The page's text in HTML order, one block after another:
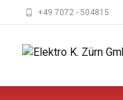
+49 7072 - 504815